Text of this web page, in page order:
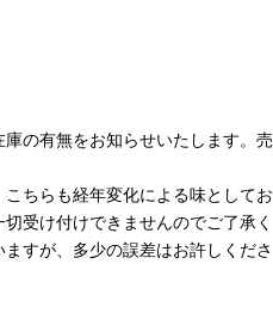
の有無をお知らせいたします。売
ちらも経年変化による味としてお
受け付けできませんのでご了承く
すが、多少の誤差はお許しくださ